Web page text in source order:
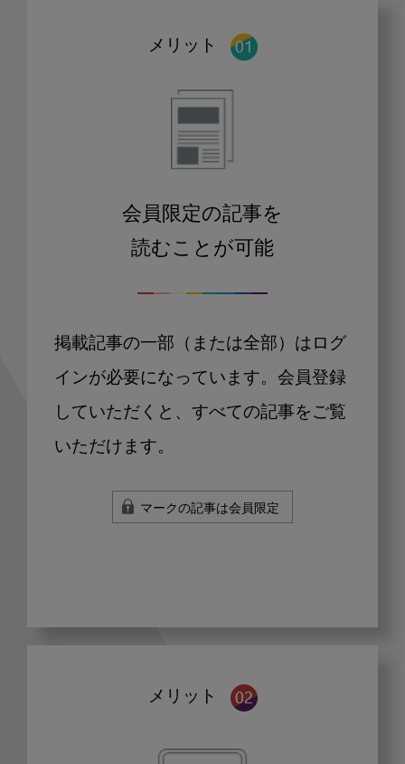
メリット
会員限定の記事を
読むことが可能
掲載記事の一部（または全部）はログ
インが必要になっています。会員登録
していただくと、すべての記事をご覧
いただけます。
マークの記事は会員限定
メリット